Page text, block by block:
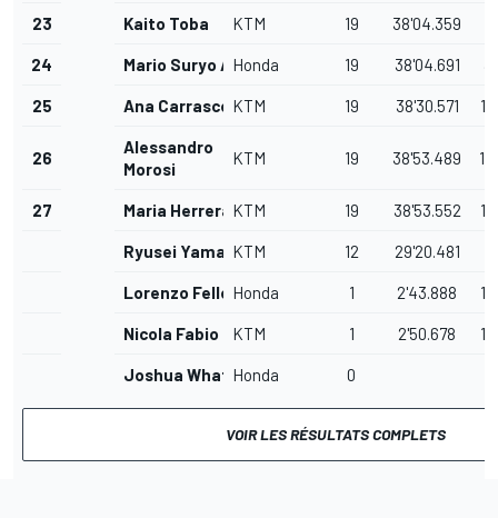
23 Kaito Toba KTM 19 38'04.359
24 Mario Suryo AjiHonda 19 38'04.691
25 Ana Carrasco KTM 19 38'30.571
26
Alessandro
Morosi
KTM 19 38'53.489
27 Maria Herrera KTM 19 38'53.552
Ryusei Yamanaka
KTM 12 29'20.481
Lorenzo FellonHonda 1 2'43.888
Nicola Fabio KTM 1 2'50.678
Joshua WhatleyHonda 0
VOIR LES RÉSULTATS COMPLETS